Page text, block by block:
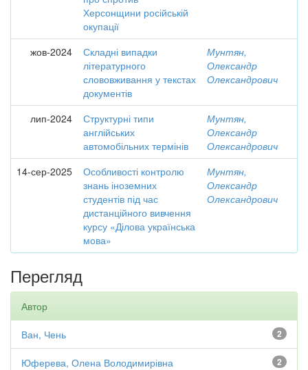
Херсонщини російській
окупації
жов-2024
Складні випадки
літературного
слововживання у текстах
документів
Мунтян,
Олександр
Олександрович
лип-2024
Структурні типи
англійських
автомобільних термінів
Мунтян,
Олександр
Олександрович
14-сер-2025
Особливості контролю
знань іноземних
студентів під час
дистанційного вивчення
курсу «Ділова українська
мова»
Мунтян,
Олександр
Олександрович
Перегляд
Автор
2
Ван, Чень
2
Юферева, Олена Володимирівна